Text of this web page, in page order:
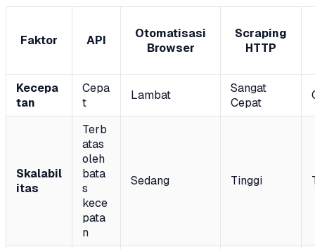
Faktor API
Otomatisasi
Browser
Scraping
HTTP
Kecepa
tan
Cepa
t
Lambat
Sangat
Cepat
Skalabil
itas
Terb
atas
oleh
bata
s
kece
pata
n
Sedang Tinggi